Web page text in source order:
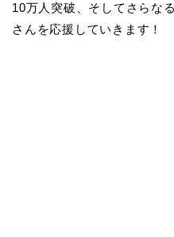
10万人突破、そしてさらな
さんを応援していきます！